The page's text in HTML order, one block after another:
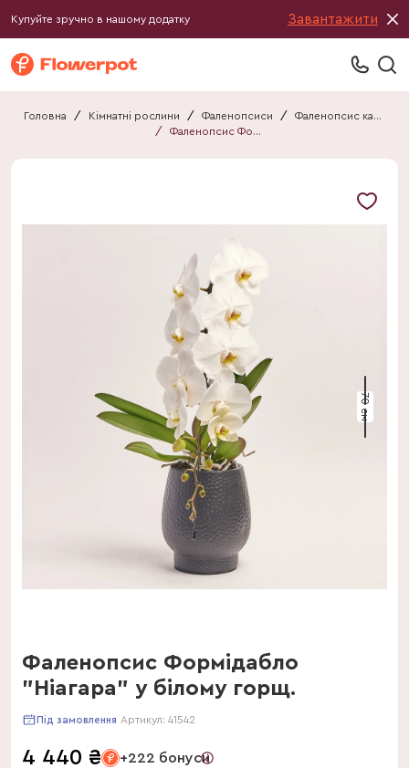
Купуйте зручно в нашому додатку Завантажити
Головна / Кімнатні рослини / Фаленопсиси /
Фаленопсис каскад
/
Фаленопсис Формідабло "Ніагара" у білому горщ.
70 см
Фаленопсис Формідабло
"Ніагара" у білому горщ.
Під замовлення Артикул: 41542
4 440 ₴ +222 бонуси